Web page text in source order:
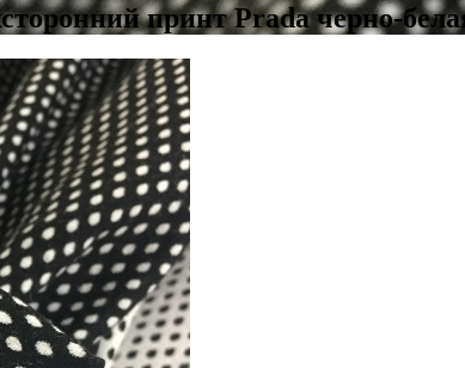
принт Prada черно-